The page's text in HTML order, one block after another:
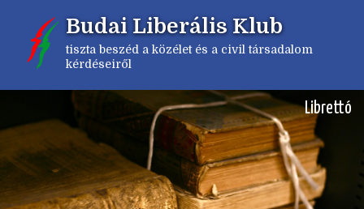
tartalomra
Budai Liberális Klub
tiszta beszéd a közélet és a civil társadalom
kérdéseiről
Librettó